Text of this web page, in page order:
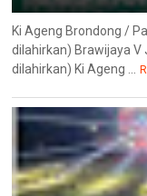
Ki Ageng Brondong /
dilahirkan) Brawijaya V
dilahirkan) Ki Ageng ...